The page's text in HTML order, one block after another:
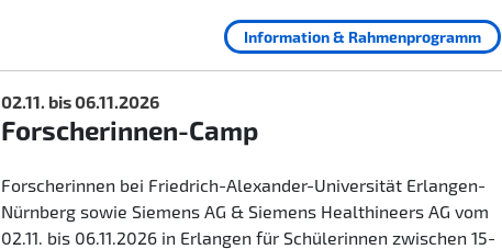
Information & Rahmenprogramm
02.11. bis 06.11.2026
Forscherinnen-Camp
Forscherinnen bei Friedrich-Alexander-Universität Erlangen-
Nürnberg sowie Siemens AG & Siemens Healthineers AG vom
02.11. bis 06.11.2026 in Erlangen für Schülerinnen zwischen 15-